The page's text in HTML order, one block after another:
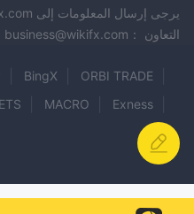
يرجى إرسال المعلومات إلى qa@wikifx.com
التعاون ：business@wikifx.com
ORBI TRADE
BingX
Exness
MACRO
DOMINION MARKETS
FiatVisions
NeoProFx
AF Markets